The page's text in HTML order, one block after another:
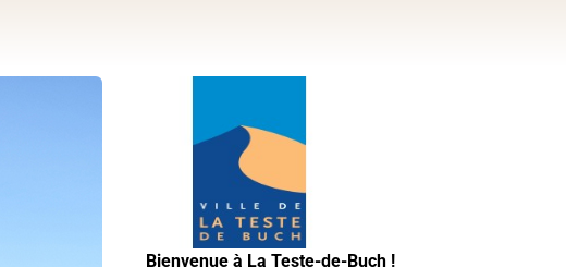
Bienvenue à La Teste-de-Buch !